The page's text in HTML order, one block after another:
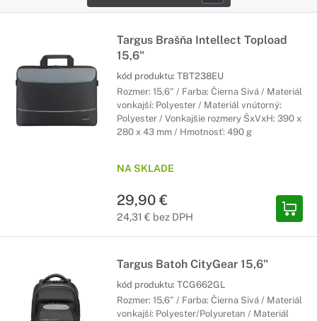
Targus Brašňa Intellect Topload
15,6"
kód produktu: TBT238EU
Rozmer: 15,6" / Farba: Čierna Sivá / Materiál
vonkajší: Polyester / Materiál vnútorný:
Polyester / Vonkajšie rozmery ŠxVxH: 390 x
280 x 43 mm / Hmotnosť: 490 g
NA SKLADE
29,90 €
24,31 € bez DPH
Targus Batoh CityGear 15,6"
kód produktu: TCG662GL
Rozmer: 15,6" / Farba: Čierna Sivá / Materiál
vonkajší: Polyester/Polyuretan / Materiál